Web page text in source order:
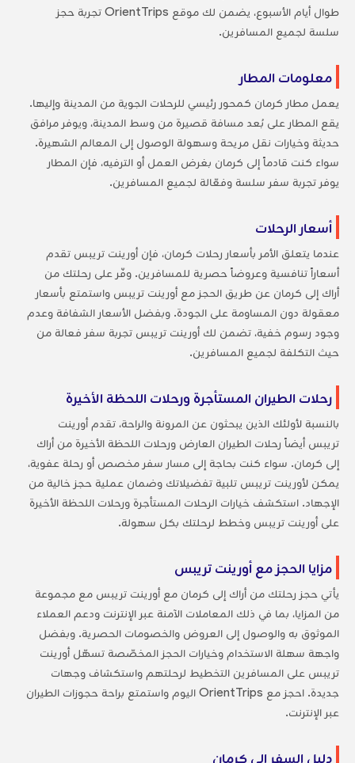
طوال أيام الأسبوع، يضمن لك موقع OrientTrips تجربة حجز
سلسة لجميع المسافرين.
معلومات المطار
يعمل مطار كرمان كمحور رئيسي للرحلات الجوية من المدينة وإليها.
يقع المطار على بُعد مسافة قصيرة من وسط المدينة، ويوفر مرافق
حديثة وخيارات نقل مريحة وسهولة الوصول إلى المعالم الشهيرة.
سواء كنت قادماً إلى كرمان بغرض العمل أو الترفيه، فإن المطار
يوفر تجربة سفر سلسة وفعّالة لجميع المسافرين.
أسعار الرحلات
عندما يتعلق الأمر بأسعار رحلات كرمان، فإن أورينت تريبس تقدم
أسعاراً تنافسية وعروضاً حصرية للمسافرين. وفّر على رحلتك من
أراك إلى كرمان عن طريق الحجز مع أورينت تريبس واستمتع بأسعار
معقولة دون المساومة على الجودة. وبفضل الأسعار الشفافة وعدم
وجود رسوم خفية، تضمن لك أورينت تريبس تجربة سفر فعالة من
حيث التكلفة لجميع المسافرين.
رحلات الطيران المستأجرة ورحلات اللحظة الأخيرة
بالنسبة لأولئك الذين يبحثون عن المرونة والراحة، تقدم أورينت
تريبس أيضاً رحلات الطيران العارض ورحلات اللحظة الأخيرة من أراك
إلى كرمان. سواء كنت بحاجة إلى مسار سفر مخصص أو رحلة عفوية،
يمكن لأورينت تريبس تلبية تفضيلاتك وضمان عملية حجز خالية من
الإجهاد. استكشف خيارات الرحلات المستأجرة ورحلات اللحظة الأخيرة
على أورينت تريبس وخطط لرحلتك بكل سهولة.
مزايا الحجز مع أورينت تريبس
يأتي حجز رحلتك من أراك إلى كرمان مع أورينت تريبس مع مجموعة
من المزايا، بما في ذلك المعاملات الآمنة عبر الإنترنت ودعم العملاء
الموثوق به والوصول إلى العروض والخصومات الحصرية. وبفضل
واجهة سهلة الاستخدام وخيارات الحجز المخصّصة تسهّل أورينت
تريبس على المسافرين التخطيط لرحلتهم واستكشاف وجهات
جديدة. احجز مع OrientTrips اليوم واستمتع براحة حجوزات الطيران
عبر الإنترنت.
دليل السفر إلى كرمان